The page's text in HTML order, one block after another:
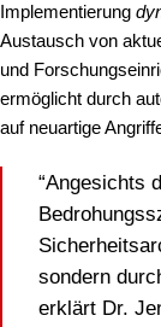
Implementierung
Austausch von
und
ermöglicht durch
auf neuartige
“Angesichts
sondern
erklärt Dr.